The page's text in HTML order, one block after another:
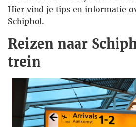
Hier vind je tips en informatie
Schiphol.
Reizen naar
trein